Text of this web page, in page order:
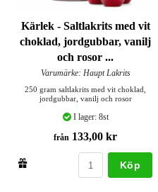
Kärlek - Saltlakrits med vit
choklad, jordgubbar, vanilj
och rosor ...
Varumärke: Haupt Lakrits
250 gram saltlakrits med vit choklad,
jordgubbar, vanilj och rosor
I lager: 8st
från 133,00 kr
Köp